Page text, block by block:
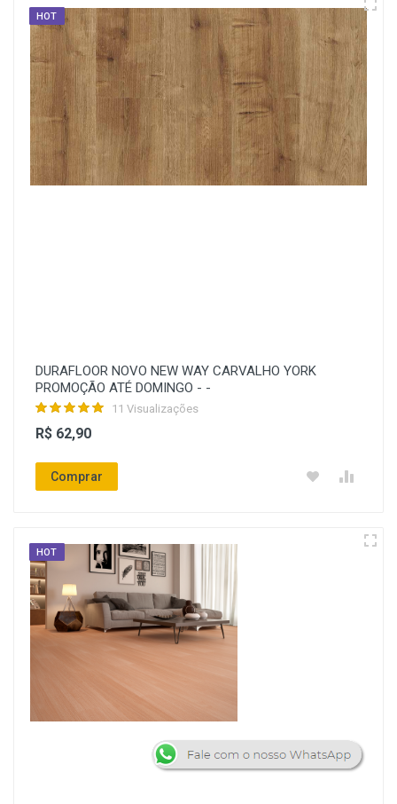
HOT
DURAFLOOR NOVO NEW WAY CARVALHO YORK
PROMOÇÃO ATÉ DOMINGO - -
11 Visualizações
R$ 62,90
Comprar
HOT